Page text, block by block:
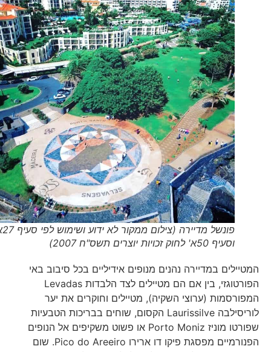
פונשל מדיירה (צילום ממקור לא ידוע ושימוש לפי סעיף 27א'
וסעיף 50א' לחוק זכויות יוצרים תשס"ח 2007)
המטיילים במדיירה נהנים מנופים אידיליים בכל סיבוב באי
הפורטוגזי, בין אם הם מטיילים לצד הלבדות Levadas
המפורסמות (ערוצי השקיה), מטיילים וחוקרים את יער
לוריסילבה Laurissilve הקסום, שוחים בבריכות הטבעיות
שפורטו מוניז Porto Moniz או פשוט משקיפים אל הנופים
הפנורמיים מפסגת פיקו דו ארירו Pico do Areeiro. שום